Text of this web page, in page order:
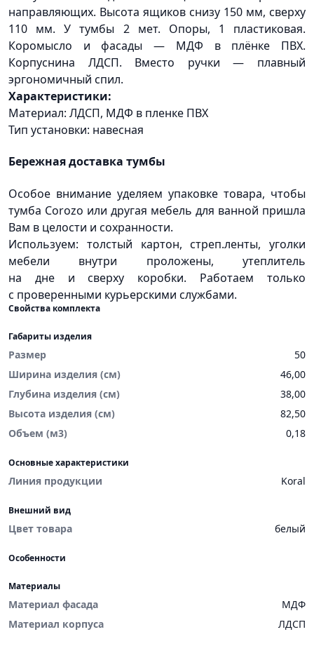
направляющих. Высота ящиков снизу 150 мм, сверху
110 мм. У тумбы 2 мет. Опоры, 1 пластиковая.
Коромысло и фасады — МДФ в плёнке ПВХ.
Корпуснина ЛДСП. Вместо ручки — плавный
эргономичный спил.
Характеристики:
Материал: ЛДСП, МДФ в пленке ПВХ
Тип установки: навесная
Бережная доставка тумбы
Особое внимание уделяем упаковке товара, чтобы
тумба Corozo или другая мебель для ванной пришла
Вам в целости и сохранности.
Используем: толстый картон, стреп.ленты, уголки
мебели внутри проложены, утеплитель
на дне и сверху коробки. Работаем только
с проверенными курьерскими службами.
Свойства комплекта
Габариты изделия
Размер
50
Ширина изделия (см)
46,00
Глубина изделия (см)
38,00
Высота изделия (см)
82,50
Объем (м3)
0,18
Основные характеристики
Линия продукции Koral
Внешний вид
Цвет товара белый
Особенности
Материалы
Материал фасада
МДФ
Материал корпуса
ЛДСП